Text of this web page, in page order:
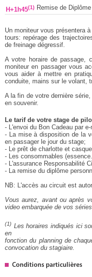
H+1h45(1) Remise de Diplôme
Un moniteur vous présentera
tours: repérage des
de freinage dégressif.
A votre horaire de passage,
moniteur en passager vous
vous aider à mettre en
conduite, mains sur le volant,
A la fin de votre dernière
en souvenir.
Le tarif de votre stage de
- L'envoi du Bon Cadeau par
- La mise à disposition de la
en passager le jour du stage;
- Le prêt de charlotte et
- Les consommables
- L'assurance Responsabilité
- La remise du diplôme
NB: L'accès au circuit est
Vous aurez, avant ou après
video embarquée de vos
(1) Les horaires indiqués ici
en
fonction du planning de
convocation du stagiaire.
Conditions particulières